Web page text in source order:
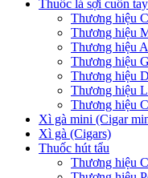
Thuốc lá sợi cuốn tay
Thương hiệu
Thương hiệu
Thương hiệu
Thương hiệu
Thương hiệu
Thương hiệu
Thương hiệu
Xì gà mini (Cigar
Xì gà (Cigars)
Thuốc hút tẩu
Thương hiệu